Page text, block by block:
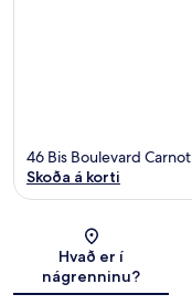
46 Bis Boulevard
Skoða á korti
Hvað er í
nágrenninu?